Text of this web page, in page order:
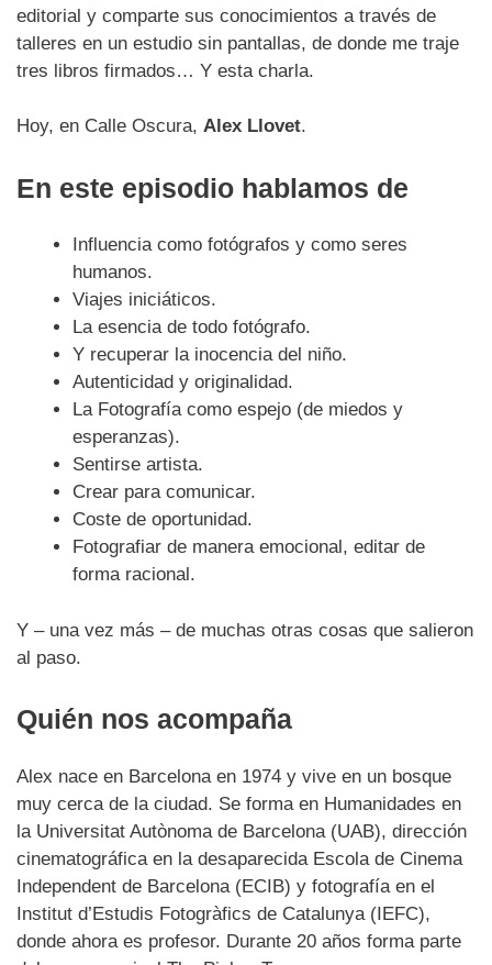
editorial y comparte sus conocimientos a través de
talleres en un estudio sin pantallas, de donde me traje
tres libros firmados… Y esta charla.
Hoy, en Calle Oscura, Alex Llovet.
En este episodio hablamos de
Influencia como fotógrafos y como seres
humanos.
Viajes iniciáticos.
La esencia de todo fotógrafo.
Y recuperar la inocencia del niño.
Autenticidad y originalidad.
La Fotografía como espejo (de miedos y
esperanzas).
Sentirse artista.
Crear para comunicar.
Coste de oportunidad.
Fotografiar de manera emocional, editar de
forma racional.
Y – una vez más – de muchas otras cosas que salieron
al paso.
Quién nos acompaña
Alex nace en Barcelona en 1974 y vive en un bosque
muy cerca de la ciudad. Se forma en Humanidades en
la Universitat Autònoma de Barcelona (UAB), dirección
cinematográfica en la desaparecida Escola de Cinema
Independent de Barcelona (ECIB) y fotografía en el
Institut d’Estudis Fotogràfics de Catalunya (IEFC),
donde ahora es profesor. Durante 20 años forma parte